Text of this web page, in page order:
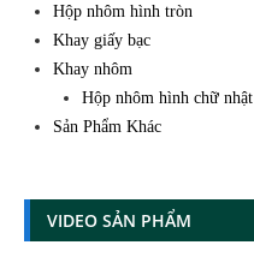
Hộp nhôm hình tròn
Khay giấy bạc
Khay nhôm
Hộp nhôm hình chữ nhật
Sản Phẩm Khác
VIDEO SẢN PHẨM